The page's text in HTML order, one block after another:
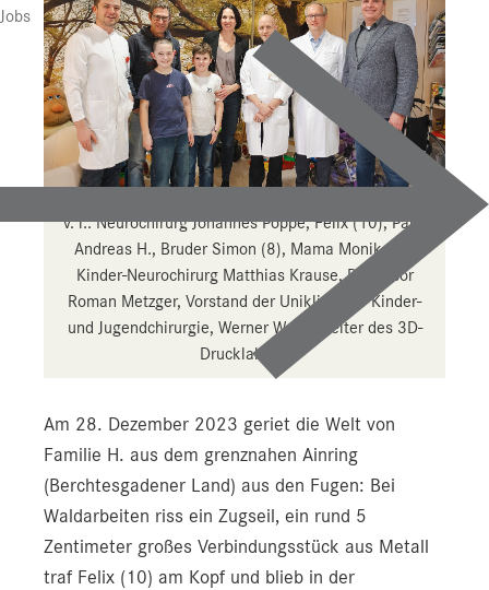
Jobs
v. l.: Neurochirurg Johannes Pöppe, Felix (10), Papa
Andreas H., Bruder Simon (8), Mama Monika H.,
Kinder-Neurochirurg Matthias Krause, Professor
Roman Metzger, Vorstand der Uniklinik für Kinder-
und Jugendchirurgie, Werner Wurm, Leiter des 3D-
Drucklabors.
Am 28. Dezember 2023 geriet die Welt von
Familie H. aus dem grenznahen Ainring
(Berchtesgadener Land) aus den Fugen: Bei
Waldarbeiten riss ein Zugseil, ein rund 5
Zentimeter großes Verbindungsstück aus Metall
traf Felix (10) am Kopf und blieb in der